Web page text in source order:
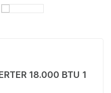
18.000 BTU 1